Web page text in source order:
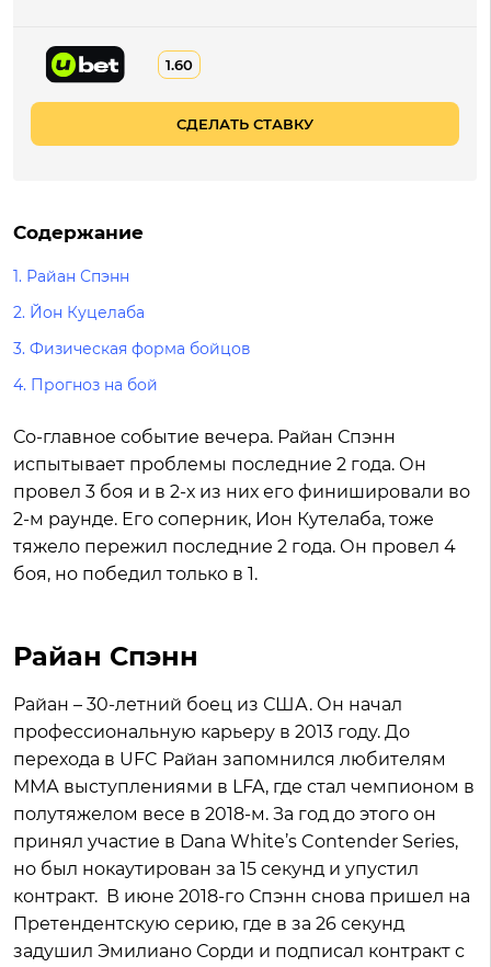
1.60
СДЕЛАТЬ СТАВКУ
Содержание
1. Райан Спэнн
2. Йон Куцелаба
3. Физическая форма бойцов
4. Прогноз на бой
Со-главное событие вечера. Райан Спэнн
испытывает проблемы последние 2 года. Он
провел 3 боя и в 2-х из них его финишировали во
2-м раунде. Его соперник, Ион Кутелаба, тоже
тяжело пережил последние 2 года. Он провел 4
боя, но победил только в 1.
Райан Спэнн
Райан – 30-летний боец из США. Он начал
профессиональную карьеру в 2013 году. До
перехода в UFC Райан запомнился любителям
ММА выступлениями в LFA, где стал чемпионом в
полутяжелом весе в 2018-м. За год до этого он
принял участие в Dana White’s Contender Series,
но был нокаутирован за 15 секунд и упустил
контракт. В июне 2018-го Спэнн снова пришел на
Претендентскую серию, где в за 26 секунд
задушил Эмилиано Сорди и подписал контракт с